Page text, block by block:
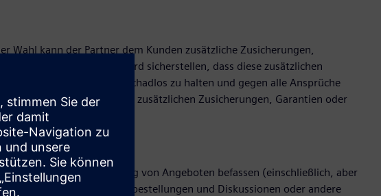
Wahl kann der Partner dem Kunden zusätzliche Zusicherungen,
wird. Der Partner wird sicherstellen, dass diese zusätzlichen
sich, Siemens schadlos zu halten und gegen alle Ansprüche
mit solchen zusätzlichen Zusicherungen, Garantien oder
oder unbefugter Nutzung von Angeboten befassen (einschließlich, aber
Verlängerungsbestellungen und Diskussionen oder andere